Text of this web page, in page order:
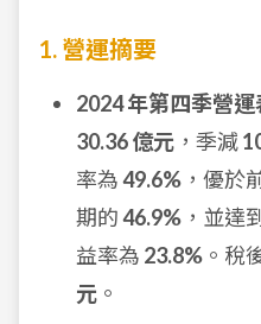
1. 營運摘要
2024 年第四季營運
30.36 億元 ，季減
率為49.6% ，優於
期的46.9% ，並達
益率為 23.8% 。稅
元 。